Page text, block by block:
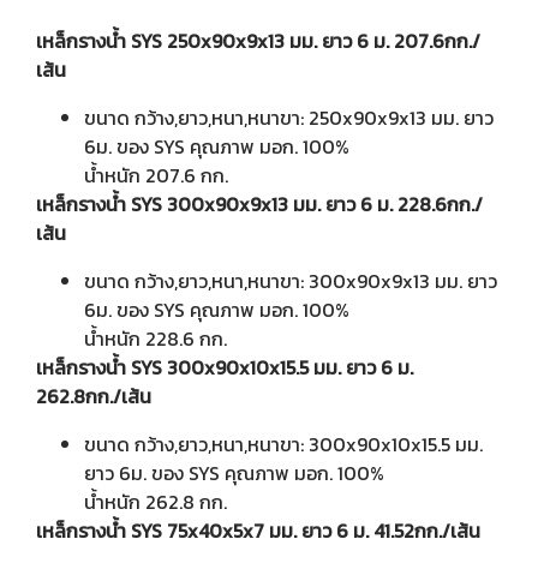
เหล็กรางน้ำ SYS 250x90x9x13 มม. ยาว 6 ม. 207.6กก./
เส้น
ขนาด กว้าง,ยาว,หนา,หนาขา: 250x90x9x13 มม. ยาว
6ม. ของ SYS คุณภาพ มอก. 100%
น้ำหนัก 207.6 กก.
เหล็กรางน้ำ SYS 300x90x9x13 มม. ยาว 6 ม. 228.6กก./
เส้น
ขนาด กว้าง,ยาว,หนา,หนาขา: 300x90x9x13 มม. ยาว
6ม. ของ SYS คุณภาพ มอก. 100%
น้ำหนัก 228.6 กก.
เหล็กรางน้ำ SYS 300x90x10x15.5 มม. ยาว 6 ม.
262.8กก./เส้น
ขนาด กว้าง,ยาว,หนา,หนาขา: 300x90x10x15.5 มม.
ยาว 6ม. ของ SYS คุณภาพ มอก. 100%
น้ำหนัก 262.8 กก.
เหล็กรางน้ำ SYS 75x40x5x7 มม. ยาว 6 ม. 41.52กก./เส้น